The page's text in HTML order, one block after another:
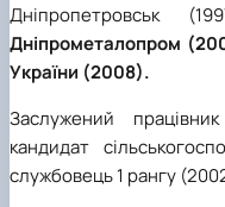
Дніпропетровськ
Дніпрометалопром
України (2008).
Заслужений
кандидат
службовець 1 рангу